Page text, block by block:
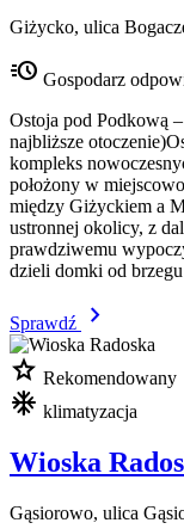
Giżycko, ulica
acute Gospodarz
Ostoja pod Podkową
najbliższe
kompleks
położony w
między Giżyckiem a
ustronnej okolicy, z
prawdziwemu
dzieli domki od
Sprawdź
chevron_right
star Rekomendowany
mode_cool klimatyzacja
Wioska
Gąsiorowo, ulica